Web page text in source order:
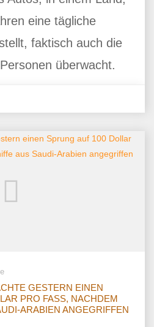
eine tägliche
faktisch auch die
überwacht.
GESTERN EINEN
PRO FASS, NACHDEM
ARABIEN ANGEGRIFFEN